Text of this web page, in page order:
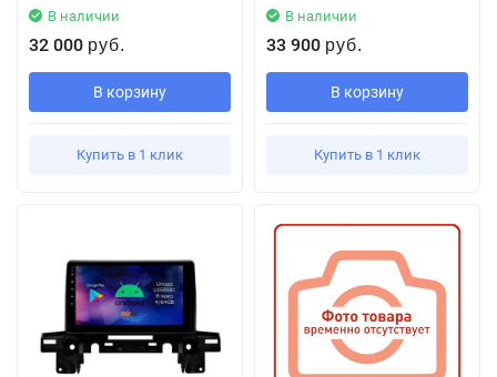
В наличии
32 000 руб.
В корзину
Купить в 1 клик
В наличии
33 900 руб.
В корзину
Купить в 1 клик